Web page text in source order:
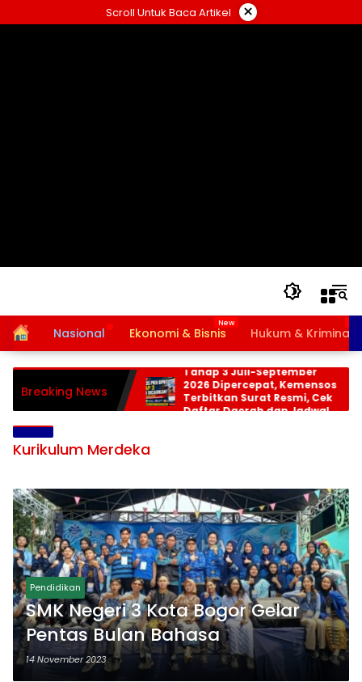
ke
Scroll Untuk Baca Artikel ×
HomeNasional Ekonomi & Bisnis Hukum & Kriminal
Breaking News
Bansos PKH dan BPNT
Tahap 3 Juli-September
2026 Dipercepat, Kemensos
Terbitkan Surat Resmi, Cek
Daftar Daerah dan Jadwal
Kurikulum Merdeka
Pendidikan
SMK Negeri 3 Kota Bogor Gelar
Pentas Bulan Bahasa
14 November 2023